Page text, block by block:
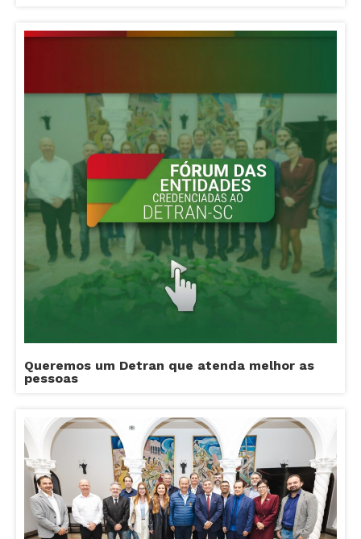
Queremos um Detran que atenda melhor as
pessoas